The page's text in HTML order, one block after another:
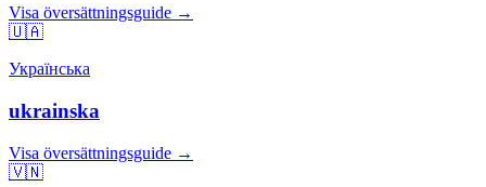
Visa översättningsguide →
🇺🇦
Українська
ukrainska
Visa översättningsguide →
🇻🇳